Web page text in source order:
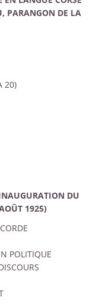
PARANGON DE LA
20)
DU
1925)
POLITIQUE